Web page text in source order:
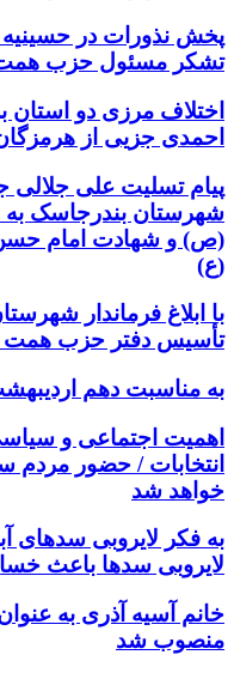
پخش نذورات در
تشکر مسئول حزب
اختلاف مرزی دو استان
احمدی جزیی از
پیام تسلیت علی
شهرستان بندرجاسک به
(ص) و شهادت امام
(ع)
با ابلاغ فرماندار
تأسیس دفتر حزب همت
به مناسبت دهم
اهمیت اجتماعی و
انتخابات / حضور مردم
خواهد شد
به فکر لایروبی سدهای
لایروبی سدها باعث
خانم آسیه آذری به
منصوب شد